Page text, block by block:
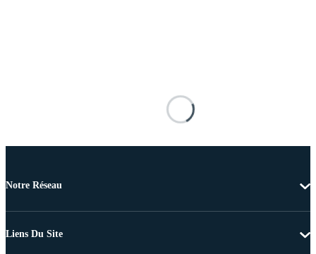
Notre Réseau
Liens Du Site